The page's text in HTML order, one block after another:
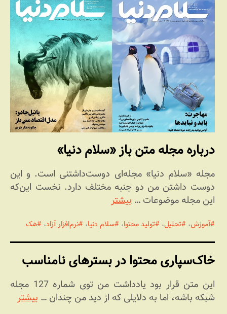
درباره مجله متن باز «سلام دنیا»
مجله «سلام دنیا» مجله‌ای دوست‌داشتنی است. و این
دوست داشتن من دو جنبه مختلف دارد. نخست این‌که
این مجله موضوعات …بیشتر
آموزش، تحلیل، تولید محتوا، سلام دنیا، نرم‌افزار آزاد، هک
خاک‌سپاری محتوا در بسترهای نامناسب
این متن قرار بود یادداشت من توی شماره 127 مجله
شبکه باشه، اما به دلایلی که از دید من چندان …بیشتر